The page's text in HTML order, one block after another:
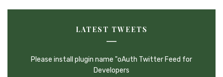
LATEST TWEETS
Please install plugin name "oAuth Twitter Feed for
Developers